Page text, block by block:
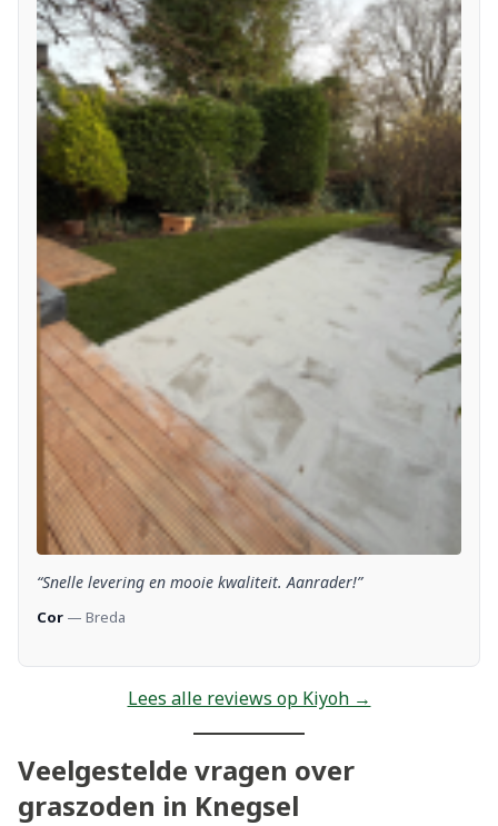
“Snelle levering en mooie kwaliteit. Aanrader!”
Cor — Breda
Lees alle reviews op Kiyoh →
Veelgestelde vragen over
graszoden in Knegsel